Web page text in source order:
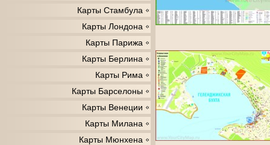
Карты Стамбула
Карты Лондона
Карты Парижа
Карты Берлина
Карты Рима
Карты Барселоны
Карты Венеции
Карты Милана
Карты Мюнхена